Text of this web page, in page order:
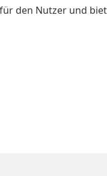
den Nutzer und